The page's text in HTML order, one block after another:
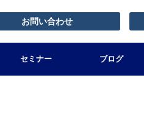
お問い合わせ
セミナー ブログ